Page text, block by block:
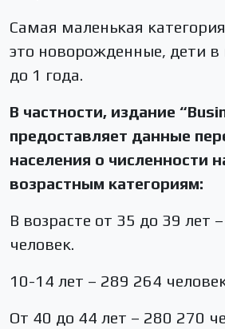
Самая маленькая
это новорожденные, дети в
до 1 года.
В частности, издание
предоставляет данные
населения о численности
возрастным категориям:
В возрасте от 35 до 39 лет
человек.
10-14 лет – 289 264
От 40 до 44 лет – 280 270